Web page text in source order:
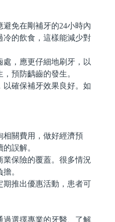
免在剛補牙的24小時內
冷的飲食，這樣能減少對
，應更仔細地刷牙，以
預防齲齒的發生。
確保補牙效果良好。如
關費用，做好經濟預
誤解。
保險的覆蓋。很多情況
。
推出優惠活動，患者可
選擇專業的牙醫、了解